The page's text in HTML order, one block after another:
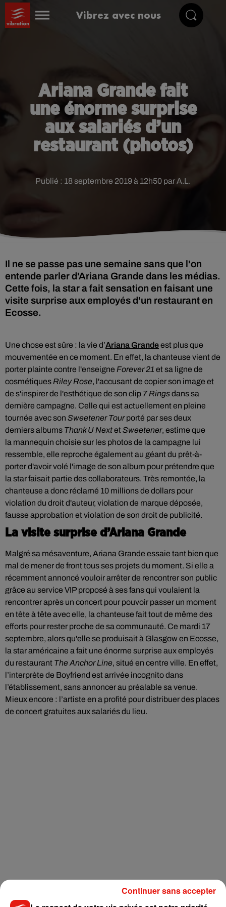
Vibrez avec nous
Ariana Grande fait
une énorme surprise
aux salariés d’un
restaurant (photos)
Publié : 18 septembre 2019 à 12h50 par A.L.
Il ne se passe pas une semaine sans que l'on
entende parler d'Ariana Grande dans les médias.
Cette fois, la star a fait sensation en faisant une
visite surprise aux employés d'un restaurant en
Ecosse.
Une chose est sûre : la vie d’Ariana Grandeest plus que
mouvementée en ce moment. En effet, la chanteuse vient de
porter plainte contre l'enseigne Forever 21 et sa ligne de
cosmétiques Riley Rose, l'accusant de copier son image et
de s'inspirer de l'esthétique de son clip 7 Ringsdans sa
dernière campagne. Celle qui est actuellement en pleine
tournée avec son Sweetener Tourporté par ses deux
derniers albums Thank U NextetSweetener, estime que
la mannequin choisie sur les photos de la campagne lui
ressemble, elle reproche également au géant du prêt-à-
porter d'avoir volé l'image de son album pour prétendre que
la star faisait partie des collaborateurs. Très remontée, la
chanteuse a donc réclamé 10 millions de dollars pour
violation du droit d'auteur, violation de marque déposée,
fausse approbation et violation de son droit de publicité.
La visite surprise d’Ariana Grande
Malgré sa mésaventure, Ariana Grande essaie tant bien que
mal de mener de front tous ses projets du moment. Si elle a
récemment annoncé vouloir arrêter de rencontrer son public
grâce au service VIP proposé à ses fans qui voulaient la
rencontrer après un concert pour pouvoir passer un moment
en tête à tête avec elle, la chanteuse fait tout de même des
efforts pour rester proche de sa communauté. Ce mardi 17
septembre, alors qu'elle se produisait à Glasgow en Ecosse,
la star américaine a fait une énorme surprise aux employés
du restaurant The Anchor Line, situé en centre ville. En effet,
l’interprète de Boyfriend est arrivée incognito dans
l’établissement, sans annoncer au préalable sa venue.
Mieux encore : l’artiste en a profité pour distribuer des places
de concert gratuites aux salariés du lieu.
Continuer sans accepter